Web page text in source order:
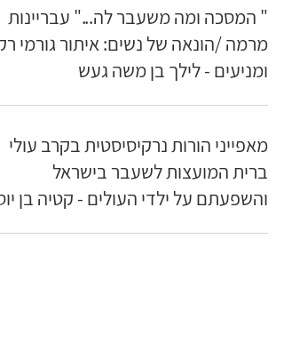
" המסכה ומה משעבר לה..." עבריינות
מרמה /הונאה של נשים: איתור גורמי
ומניעים - לילך בן משה געש
מאפייני הורות נרקיסיסטית בקרב עולי
ברית המועצות לשעבר בישראל
והשפעתם על ילדי העולים - קטיה בן